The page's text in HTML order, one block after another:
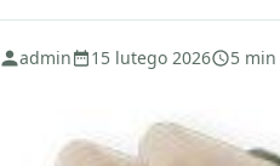
admin 15 lutego 2026 5